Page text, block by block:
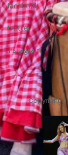
facebook
twitter
instagram
Copyright ©